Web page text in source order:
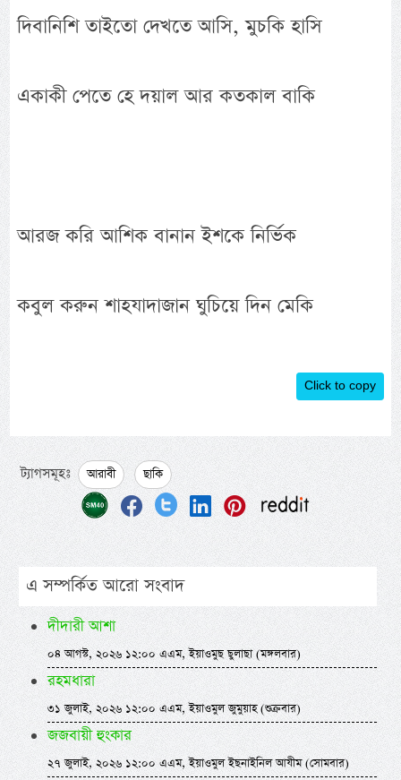
দিবানিশি তাইতো দেখতে আসি, মুচকি হাসি
একাকী পেতে হে দয়াল আর কতকাল বাকি
আরজ করি আশিক বানান ইশকে নির্ভিক
কবুল করুন শাহযাদাজান ঘুচিয়ে দিন মেকি
Click to copy
ট্যাগসমূহঃ আরাবী ছাকি
এ সম্পর্কিত আরো সংবাদ
দীদারী আশা
০৪ আগস্ট, ২০২৬ ১২:০০ এএম, ইয়াওমুছ ছুলাছা (মঙ্গলবার)
রহমধারা
৩১ জুলাই, ২০২৬ ১২:০০ এএম, ইয়াওমুল জুমুয়াহ (শুক্রবার)
জজবায়ী হুংকার
২৭ জুলাই, ২০২৬ ১২:০০ এএম, ইয়াওমুল ইছনাইনিল আযীম (সোমবার)